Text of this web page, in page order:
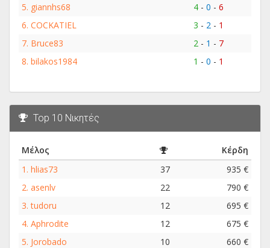
5. giannhs68 4- 0 - 6
6. COCKATIEL 3 - 2 - 1
7. Bruce83 2 - 1 - 7
8. bilakos1984 1 - 0 - 1
Top 10 Νικητές
Μέλος
Κέρδη
1. hlias73 37
935 €
2. asenlv 22
790 €
3.tudoru 12
695 €
4. Aphrodite 12
675 €
5. Jorobado 10
660 €